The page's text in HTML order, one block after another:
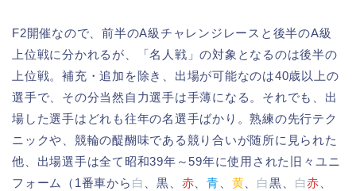
F2開催なので、前半のA級チャレンジレースと後半のA級
上位戦に分かれるが、「名人戦」の対象となるのは後半の
上位戦。補充・追加を除き、出場が可能なのは40歳以上の
選手で、その分当然自力選手は手薄になる。それでも、出
場した選手はどれも往年の名選手ばかり。熟練の先行テク
ニックや、競輪の醍醐味である競り合いが随所に見られた
他、出場選手は全て昭和39年～59年に使用された旧々ユニ
フォーム（1番車から 白 、黒、 赤 、青 黄 白黒、 白赤